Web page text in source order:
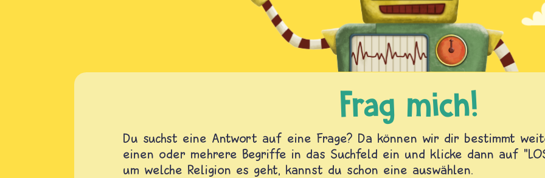
Frag mich!
Du suchst eine Antwort auf eine Frage? Da können wir dir bestimmt
einen oder mehrere Begriffe in das Suchfeld ein und klicke dann auf
um welche Religion es geht, kannst du schon eine auswählen.